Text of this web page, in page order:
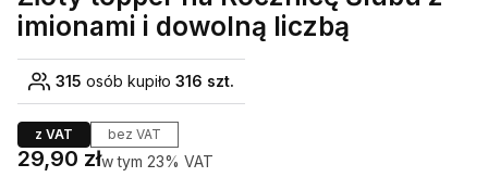
imionami i dowolną liczbą
315 osób kupiło 316 szt.
z VAT bez VAT
Cena
29,90 złw tym 23% VAT
w tym 23% VAT